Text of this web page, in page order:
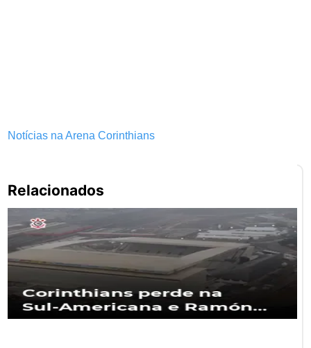
Notícias na Arena Corinthians
Relacionados